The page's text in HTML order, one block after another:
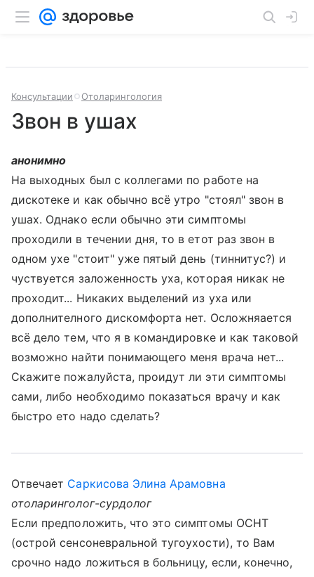
Консультации Отоларингология
Звон в ушах
анонимно
На выходных был с коллегами по работе на
дискотеке и как обычно всё утро "стоял" звон в
ушах. Однако если обычно эти симптомы
проходили в течении дня, то в етот раз звон в
одном ухе "стоит" уже пятый день (тиннитус?) и
чуствуется заложенность уха, которая никак не
проходит... Никаких выделений из уха или
дополнителного дискомфорта нет. Осложняается
всё дело тем, что я в командировке и как таковой
возможно найти понимающего меня врача нет...
Скажите пожалуйста, проидут ли эти симптомы
сами, либо необходимо показаться врачу и как
быстро ето надо сделать?
Отвечает Саркисова Элина Арамовна
отоларинголог-сурдолог
Если предположить, что это симптомы ОСНТ
(острой сенсоневральной тугоухости), то Вам
срочно надо ложиться в больницу, если, конечно,